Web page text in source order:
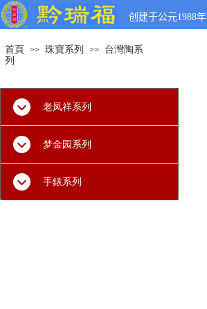
创建于公元1988年
首頁 >> 珠寶系列 >>
台灣陶系
列
老凤祥系列
梦金园系列
手錶系列